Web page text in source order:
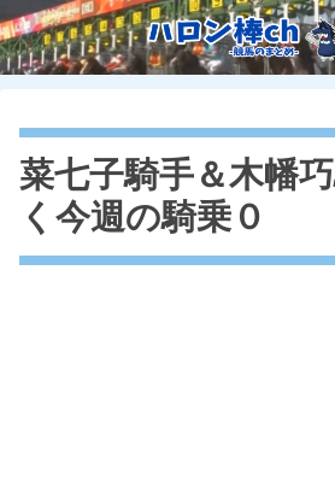
菜七子騎手＆木幡
く今週の騎乗０